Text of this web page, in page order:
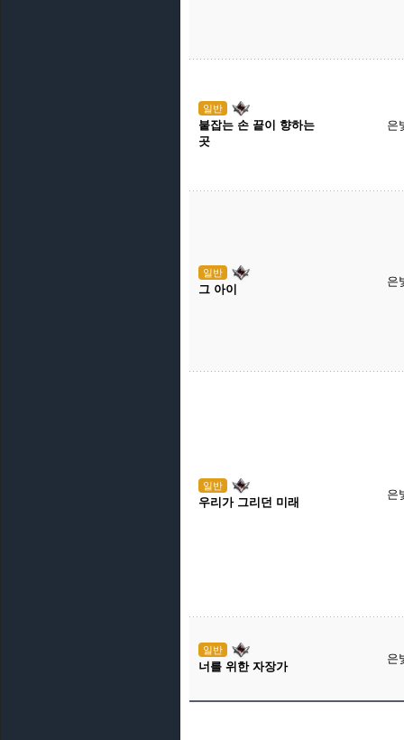
일반
붙잡는 손 끝이 향하는
곳
은
일반
그 아이
은
일반
우리가 그리던 미래
은
일반
너를 위한 자장가
은